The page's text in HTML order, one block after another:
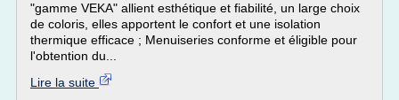
"gamme VEKA" allient esthétique et fiabilité, un large choix
de coloris, elles apportent le confort et une isolation
thermique efficace ; Menuiseries conforme et éligible pour
l'obtention du...
Lire la suite